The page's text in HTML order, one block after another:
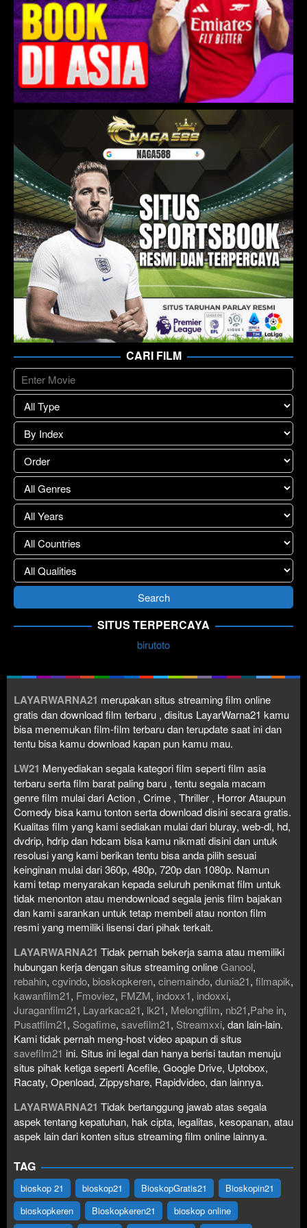
CARI FILM
SITUS TERPERCAYA
birutoto
LAYARWARNA21 merupakan situs streaming film online
gratis dan download film terbaru , disitus LayarWarna21 kamu
bisa menemukan film-film terbaru dan terupdate saat ini dan
tentu bisa kamu download kapan pun kamu mau.
LW21 Menyediakan segala kategori film seperti film asia
terbaru serta film barat paling baru , tentu segala macam
genre film mulai dari Action , Crime , Thriller , Horror Ataupun
Comedy bisa kamu tonton serta download disini secara gratis.
Kualitas film yang kami sediakan mulai dari bluray, web-dl, hd,
dvdrip, hdrip dan hdcam bisa kamu nikmati disini dan untuk
resolusi yang kami berikan tentu bisa anda pilih sesuai
keinginan mulai dari 360p, 480p, 720p dan 1080p. Namun
kami tetap menyarakan kepada seluruh penikmat film untuk
tidak menonton atau mendownload segala jenis film bajakan
dan kami sarankan untuk tetap membeli atau nonton film
resmi yang memiliki lisensi dari pihak terkait.
LAYARWARNA21 Tidak pernah bekerja sama atau memiliki
hubungan kerja dengan situs streaming onlineGanool,
rebahin, cgvindo, bioskopkeren, cinemaindo, dunia21, filmapik,
kawanfilm21, Fmoviez, FMZM, indoxx1, indoxxi,
Juraganfilm21, Layarkaca21, lk21, Melongfilm, nb21,Pahe in,
Pusatfilm21, Sogafime, savefilm21, Streamxxi, dan lain-lain.
Kami tidak pernah meng-host video apapun di situs
savefilm21 ini. Situs ini legal dan hanya berisi tautan menuju
situs pihak ketiga seperti Acefile, Google Drive, Uptobox,
Racaty, Openload, Zippyshare, Rapidvideo, dan lainnya.
LAYARWARNA21 Tidak bertanggung jawab atas segala
aspek tentang kepatuhan, hak cipta, legalitas, kesopanan, atau
aspek lain dari konten situs streaming film online lainnya.
TAG
bioskop 21 bioskop21 BioskopGratis21
Bioskopin21
bioskopkeren
Bioskopkeren21
bioskop online